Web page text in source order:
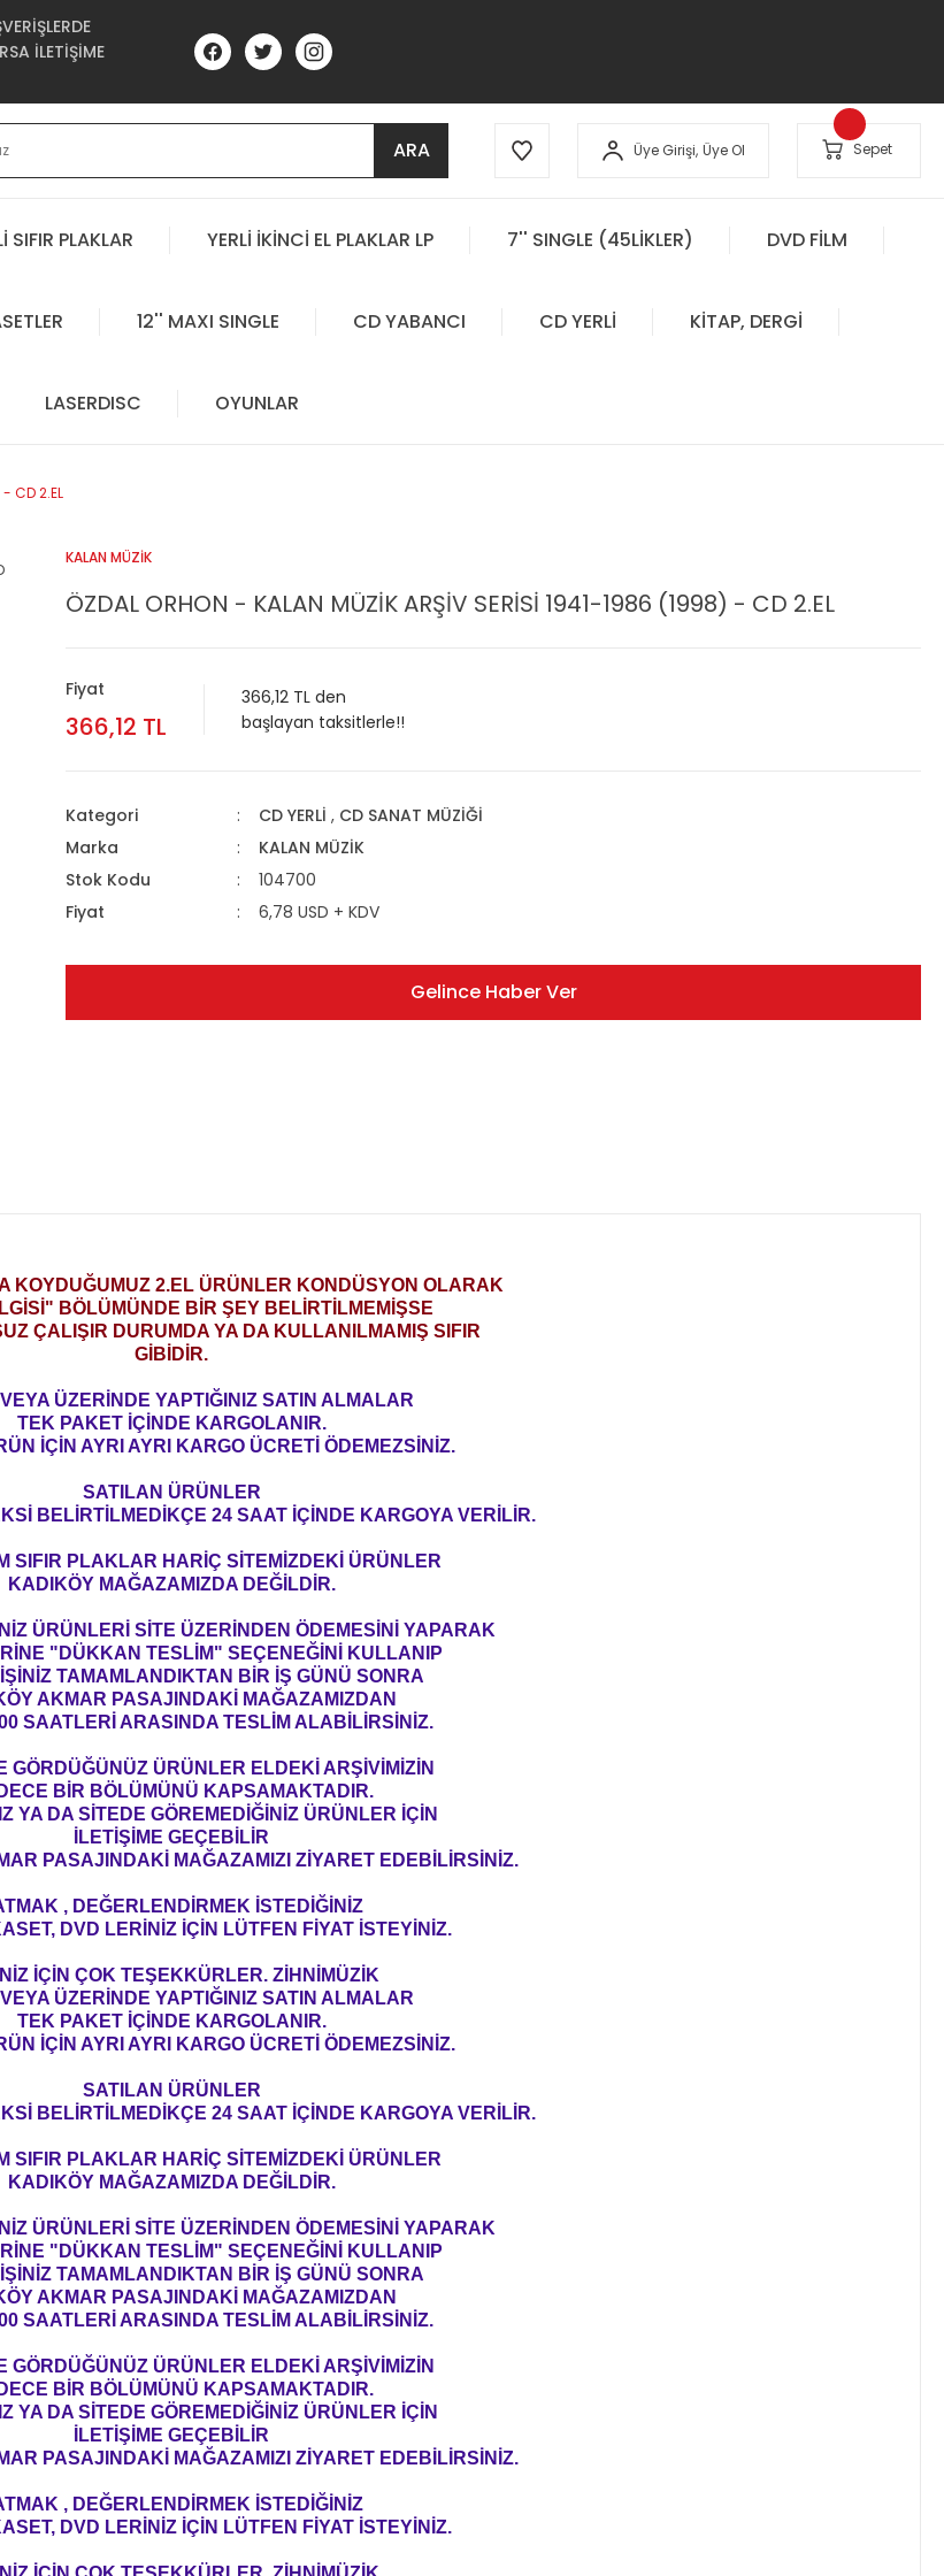
İLETİŞİME
ARA Üye Girişi, Üye Ol Sepet
SIFIR PLAKLAR YERLİ İKİNCİ EL PLAKLAR LP 7'' SINGLE (45LİKLER) DVD FİLM
12'' MAXI SINGLE CD YABANCI CD YERLİ KİTAP, DERGİ
LASERDISC OYUNLAR
- CD 2.EL
KALAN MÜZİK
ÖZDAL ORHON - KALAN MÜZİK ARŞİV SERİSİ 1941-1986 (1998) - CD 2.EL
Fiyat
366,12 TL
366,12 TL den
başlayan taksitlerle!!
Kategori CD YERLİ , CD SANAT MÜZİĞİ
Marka
KALAN MÜZİK
Stok Kodu
104700
Fiyat
6,78 USD + KDV
Gelince Haber Ver
KOYDUĞUMUZ 2.EL ÜRÜNLER KONDÜSYON OLARAK
BÖLÜMÜNDE BİR ŞEY BELİRTİLMEMİŞSE
ÇALIŞIR DURUMDA YA DA KULLANILMAMIŞ SIFIR
GİBİDİR.
ÜZERİNDE YAPTIĞINIZ SATIN ALMALAR
TEK PAKET İÇİNDE KARGOLANIR.
İÇİN AYRI AYRI KARGO ÜCRETİ ÖDEMEZSİNİZ.
SATILAN ÜRÜNLER
BELİRTİLMEDİKÇE 24 SAAT İÇİNDE KARGOYA VERİLİR.
SIFIR PLAKLAR HARİÇ SİTEMİZDEKİ ÜRÜNLER
KADIKÖY MAĞAZAMIZDA DEĞİLDİR.
ÜRÜNLERİ SİTE ÜZERİNDEN ÖDEMESİNİ YAPARAK
"DÜKKAN TESLİM" SEÇENEĞİNİ KULLANIP
TAMAMLANDIKTAN BİR İŞ GÜNÜ SONRA
AKMAR PASAJINDAKİ MAĞAZAMIZDAN
SAATLERİ ARASINDA TESLİM ALABİLİRSİNİZ.
GÖRDÜĞÜNÜZ ÜRÜNLER ELDEKİ ARŞİVİMİZİN
BİR BÖLÜMÜNÜ KAPSAMAKTADIR.
YA DA SİTEDE GÖREMEDİĞİNİZ ÜRÜNLER İÇİN
İLETİŞİME GEÇEBİLİR
PASAJINDAKİ MAĞAZAMIZI ZİYARET EDEBİLİRSİNİZ.
, DEĞERLENDİRMEK İSTEDİĞİNİZ
DVD LERİNİZ İÇİN LÜTFEN FİYAT İSTEYİNİZ.
İÇİN ÇOK TEŞEKKÜRLER. ZİHNİMÜZİK
ÜZERİNDE YAPTIĞINIZ SATIN ALMALAR
TEK PAKET İÇİNDE KARGOLANIR.
İÇİN AYRI AYRI KARGO ÜCRETİ ÖDEMEZSİNİZ.
SATILAN ÜRÜNLER
BELİRTİLMEDİKÇE 24 SAAT İÇİNDE KARGOYA VERİLİR.
SIFIR PLAKLAR HARİÇ SİTEMİZDEKİ ÜRÜNLER
KADIKÖY MAĞAZAMIZDA DEĞİLDİR.
ÜRÜNLERİ SİTE ÜZERİNDEN ÖDEMESİNİ YAPARAK
"DÜKKAN TESLİM" SEÇENEĞİNİ KULLANIP
TAMAMLANDIKTAN BİR İŞ GÜNÜ SONRA
AKMAR PASAJINDAKİ MAĞAZAMIZDAN
SAATLERİ ARASINDA TESLİM ALABİLİRSİNİZ.
GÖRDÜĞÜNÜZ ÜRÜNLER ELDEKİ ARŞİVİMİZİN
BİR BÖLÜMÜNÜ KAPSAMAKTADIR.
YA DA SİTEDE GÖREMEDİĞİNİZ ÜRÜNLER İÇİN
İLETİŞİME GEÇEBİLİR
PASAJINDAKİ MAĞAZAMIZI ZİYARET EDEBİLİRSİNİZ.
, DEĞERLENDİRMEK İSTEDİĞİNİZ
DVD LERİNİZ İÇİN LÜTFEN FİYAT İSTEYİNİZ.